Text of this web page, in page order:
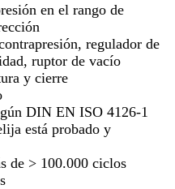
en el rango de
regulador de
ruptor de vacío
y cierre
DIN EN ISO 4126-1
está probado y
de > 100.000 ciclos